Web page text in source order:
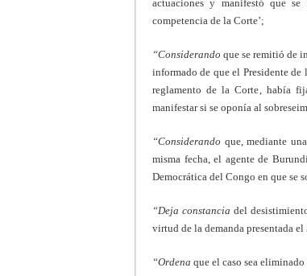
actuaciones y manifestó que se
competencia de la Corte’;
“Considerando que se remitió de
informado de que el Presidente
reglamento de la Corte, había
manifestar si se oponía al
“Considerando que, mediante
misma fecha, el agente de
Democrática del Congo en que se
“Deja constancia del
virtud de la demanda presentada
“Ordena que el caso sea